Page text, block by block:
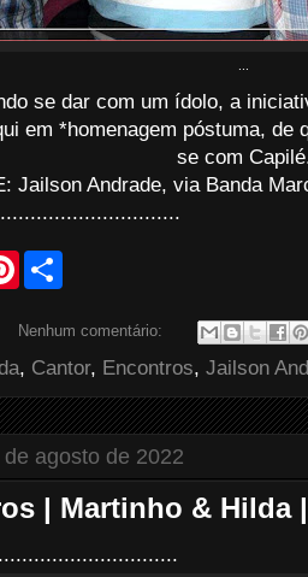
se dar com um ídolo, a
em *homenagem póstuma, de
se com
Jailson Andrade, via Banda
P
e
e
s
t
e
Nenhum comentário:
, Cantor, Encontros, Jailson
agosto de 2022
| Martinho & Hilda